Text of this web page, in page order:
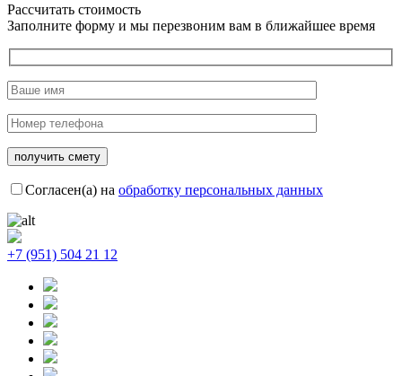
Рассчитать стоимость
Заполните форму и мы перезвоним вам в ближайшее время
Согласен(а) на обработку персональных данных
+7 (951) 504 21 12